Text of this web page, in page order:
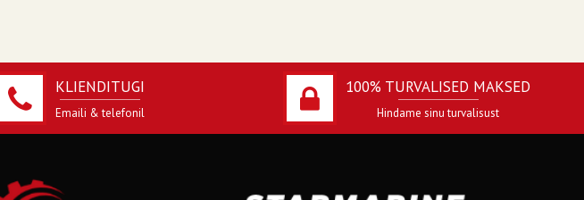
KLIENDITUGI
Emaili & telefonil
100% TURVALISED MAKSED
Hindame sinu turvalisust